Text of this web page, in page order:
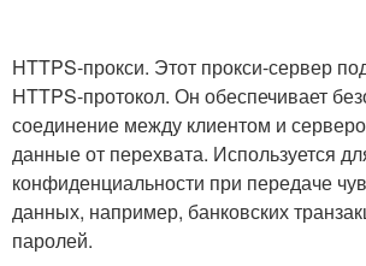
HTTPS-прокси. Этот прокси-сервер
HTTPS-протокол. Он обеспечивает
соединение между клиентом и
данные от перехвата. Используется
конфиденциальности при передаче
данных, например, банковских
паролей.